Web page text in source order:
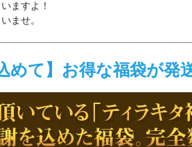
ますよ！
ませ。
めて】お得な福袋が発